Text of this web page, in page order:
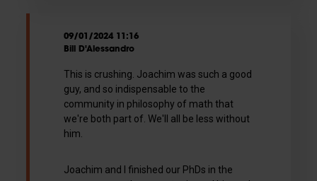
09/01/2024 11:16
Bill D'Alessandro
This is crushing. Joachim was such a good
guy, and so indispensable to the
community in philosophy of math that
we're both part of. We'll all be less without
him.
Joachim and I finished our PhDs in the